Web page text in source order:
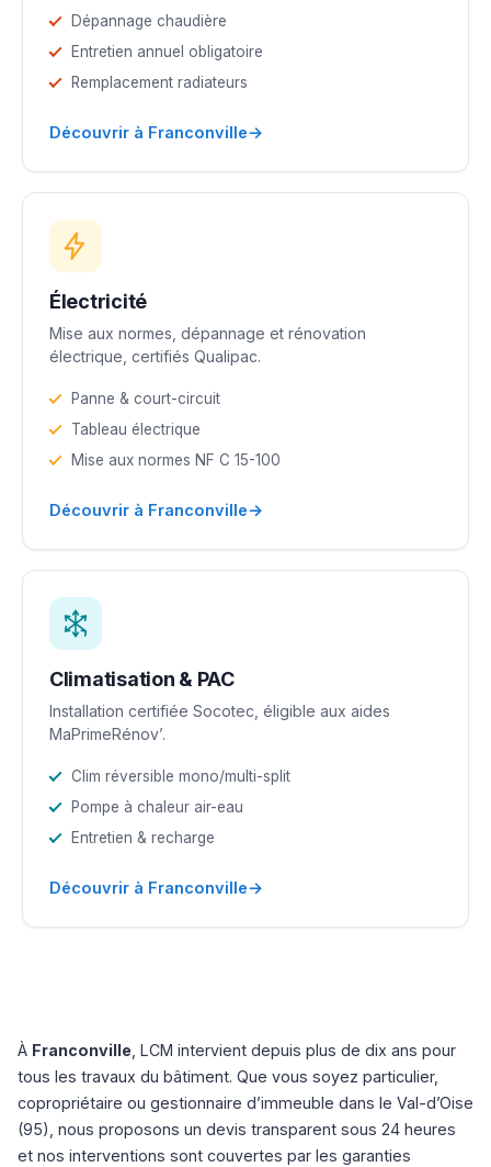
Dépannage chaudière
Entretien annuel obligatoire
Remplacement radiateurs
Découvrir à Franconville→
Électricité
Mise aux normes, dépannage et rénovation
électrique, certifiés Qualipac.
Panne & court-circuit
Tableau électrique
Mise aux normes NF C 15-100
Découvrir à Franconville→
Climatisation & PAC
Installation certifiée Socotec, éligible aux aides
MaPrimeRénov’.
Clim réversible mono/multi-split
Pompe à chaleur air-eau
Entretien & recharge
Découvrir à Franconville→
À Franconville , LCM intervient depuis plus de dix ans pour
tous les travaux du bâtiment. Que vous soyez particulier,
copropriétaire ou gestionnaire d’immeuble dans le Val-d’Oise
(95), nous proposons un devis transparent sous 24 heures
et nos interventions sont couvertes par les garanties